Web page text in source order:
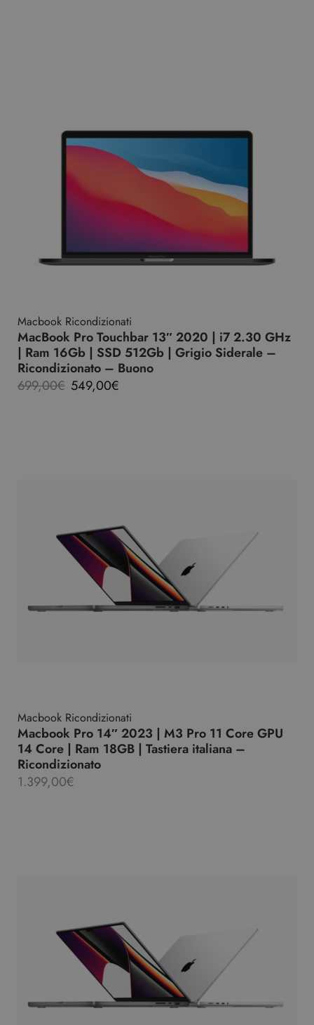
Macbook Ricondizionati
MacBook Pro Touchbar 13″ 2020 | i7 2.30 GHz
| Ram 16Gb | SSD 512Gb | Grigio Siderale –
Ricondizionato – Buono
699,00€ 549,00€
Macbook Ricondizionati
Macbook Pro 14″ 2023 | M3 Pro 11 Core GPU
14 Core | Ram 18GB | Tastiera italiana –
Ricondizionato
1.399,00€